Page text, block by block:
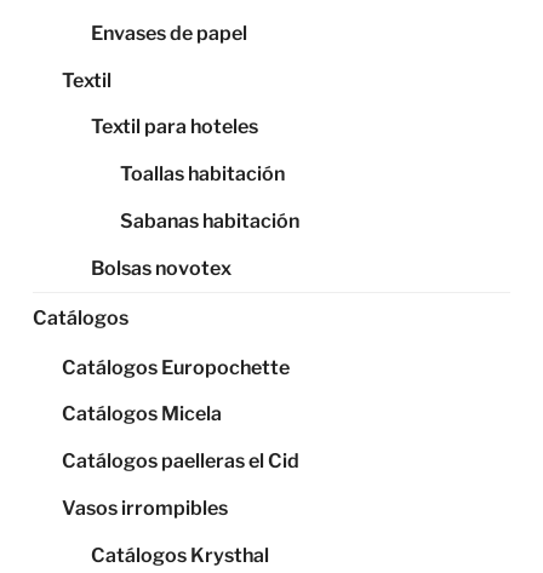
Envases de papel
Textil
Textil para hoteles
Toallas habitación
Sabanas habitación
Bolsas novotex
Catálogos
Catálogos Europochette
Catálogos Micela
Catálogos paelleras el Cid
Vasos irrompibles
Catálogos Krysthal